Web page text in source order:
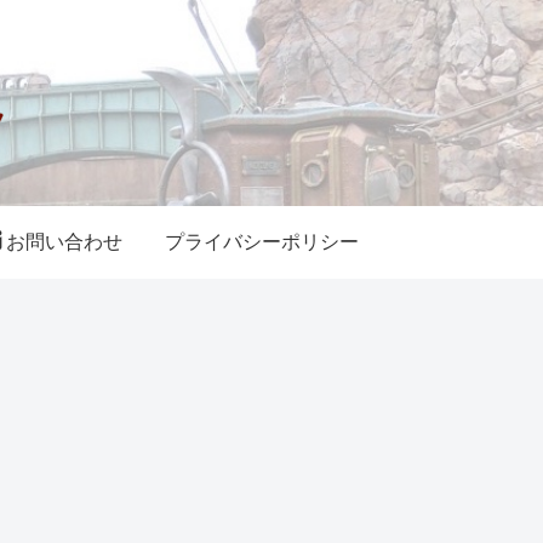
お問い合わせ プライバシーポリシー